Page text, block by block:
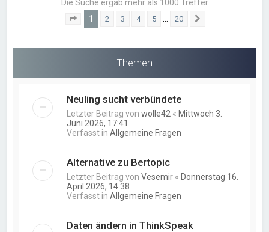
Die Suche ergab mehr als 1000 Treffer
Seite von 20
1 2 3 4 5 … 20
Themen
Neuling sucht verbündete
Letzter Beitrag vonwolle42 « Mittwoch 3.
Juni 2026, 17:41
Verfasst inAllgemeine Fragen
Alternative zu Bertopic
Letzter Beitrag vonVesemir « Donnerstag 16.
April 2026, 14:38
Verfasst inAllgemeine Fragen
Daten ändern in ThinkSpeak